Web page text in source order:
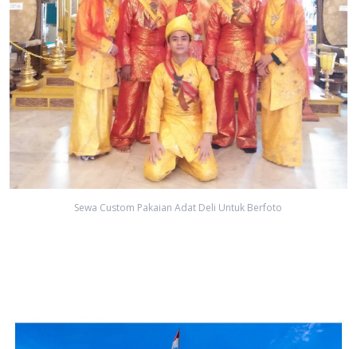
Sewa Custom Pakaian Adat Deli Untuk Berfoto